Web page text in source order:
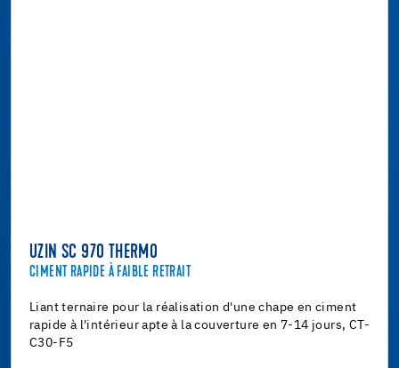
UZIN SC 970 THERMO
CIMENT RAPIDE À FAIBLE RETRAIT
Liant ternaire pour la réalisation d'une chape en ciment
rapide à l'intérieur apte à la couverture en 7-14 jours, CT-
C30-F5